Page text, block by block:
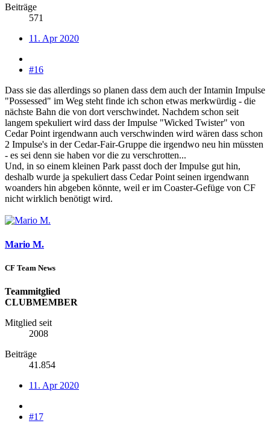
Beiträge
571
11. Apr 2020
#16
Dass sie das allerdings so planen dass dem auch der Intamin Impulse
"Possessed" im Weg steht finde ich schon etwas merkwürdig - die
nächste Bahn die von dort verschwindet. Nachdem schon seit
langem spekuliert wird dass der Impulse "Wicked Twister" von
Cedar Point irgendwann auch verschwinden wird wären dass schon
2 Impulse's in der Cedar-Fair-Gruppe die irgendwo neu hin müssten
- es sei denn sie haben vor die zu verschrotten...
Und, in so einem kleinen Park passt doch der Impulse gut hin,
deshalb wurde ja spekuliert dass Cedar Point seinen irgendwann
woanders hin abgeben könnte, weil er im Coaster-Gefüge von CF
nicht wirklich benötigt wird.
Mario M.
CF Team News
Teammitglied
CLUBMEMBER
Mitglied seit
2008
Beiträge
41.854
11. Apr 2020
#17